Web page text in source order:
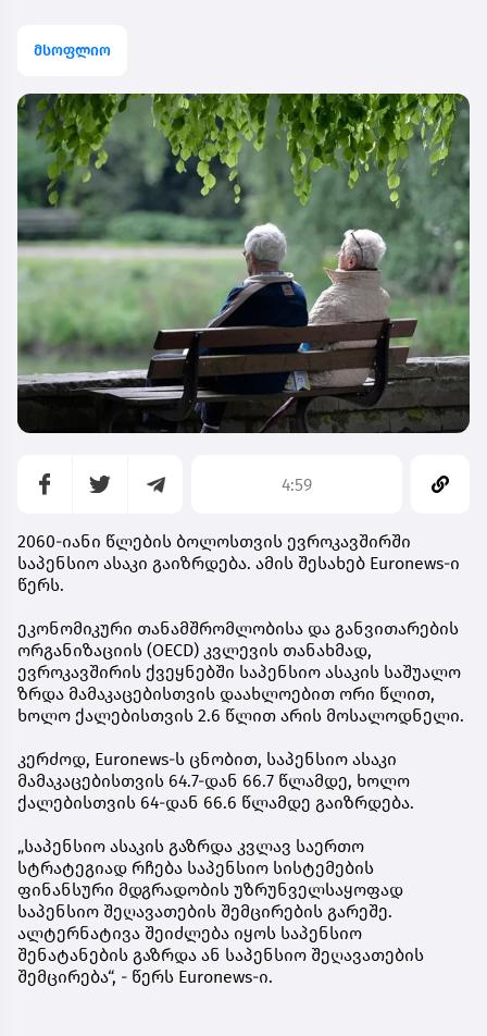
მსოფლიო
4:59
2060-იანი წლების ბოლოსთვის ევროკავშირში
საპენსიო ასაკი გაიზრდება. ამის შესახებ Euronews-ი
წერს.
ეკონომიკური თანამშრომლობისა და განვითარების
ორგანიზაციის (OECD) კვლევის თანახმად,
ევროკავშირის ქვეყნებში საპენსიო ასაკის საშუალო
ზრდა მამაკაცებისთვის დაახლოებით ორი წლით,
ხოლო ქალებისთვის 2.6 წლით არის მოსალოდნელი.
კერძოდ, Euronews-ს ცნობით, საპენსიო ასაკი
მამაკაცებისთვის 64.7-დან 66.7 წლამდე, ხოლო
ქალებისთვის 64-დან 66.6 წლამდე გაიზრდება.
„საპენსიო ასაკის გაზრდა კვლავ საერთო
სტრატეგიად რჩება საპენსიო სისტემების
ფინანსური მდგრადობის უზრუნველსაყოფად
საპენსიო შეღავათების შემცირების გარეშე.
ალტერნატივა შეიძლება იყოს საპენსიო
შენატანების გაზრდა ან საპენსიო შეღავათების
შემცირება“, - წერს Euronews-ი.